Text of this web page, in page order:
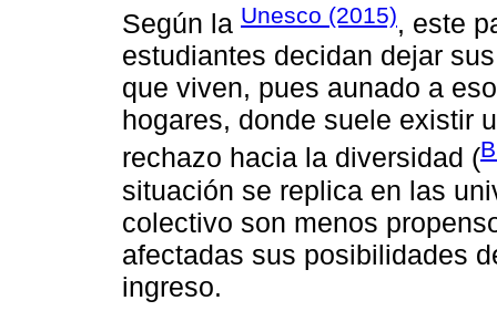
Según la Unesco (2015), este
estudiantes decidan dejar
que viven, pues aunado a
hogares, donde suele existir
rechazo hacia la diversidad (
situación se replica en las
colectivo son menos
afectadas sus posibilidades
ingreso.